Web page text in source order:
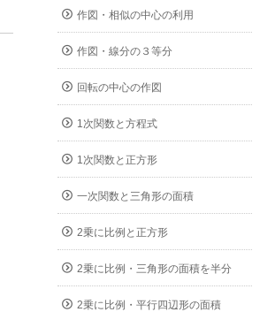
作図・相似の中心の利用
作図・線分の３等分
回転の中心の作図
1次関数と方程式
1次関数と正方形
一次関数と三角形の面積
2乗に比例と正方形
2乗に比例・三角形の面積を半分
2乗に比例・平行四辺形の面積